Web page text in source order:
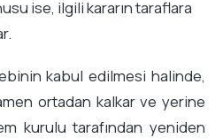
ise, ilgili kararın taraflara
kabul edilmesi halinde,
ortadan kalkar ve yerine
kurulu tarafından yeniden